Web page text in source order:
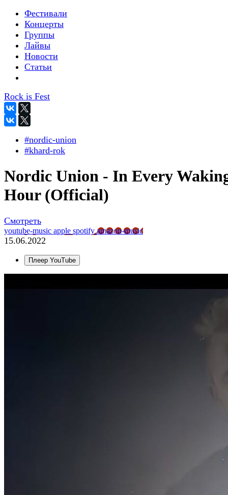
Фестивали
Концерты
Группы
Лайвы
Новости
Статьи
Rock is Fest
#nordic-union
#khard-rok
Nordic Union - In Every
Hour (Official)
Смотреть
youtube-music apple spotifyamazon-music
15.06.2022
Плеер YouTube